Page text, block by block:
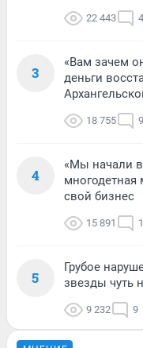
22 443 4
3
«Вам зачем
деньги
18 755 9
4
«Мы начали
многодетная
свой бизнес
15 891
5
Грубое
звезды чуть
9 232 9